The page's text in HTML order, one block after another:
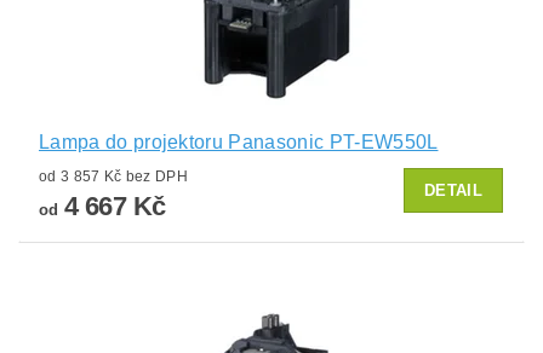
Lampa do projektoru Panasonic PT-EW550L
od 3 857 Kč bez DPH
od 4 667 Kč
DETAIL